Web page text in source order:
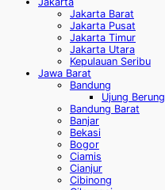
Jakarta Barat
Jakarta Pusat
Jakarta Timur
Jakarta Utara
Kepulauan Seribu
Jawa Barat
Bandung
Ujung Berung
Bandung Barat
Banjar
Bekasi
Bogor
Ciamis
Cianjur
Cibinong